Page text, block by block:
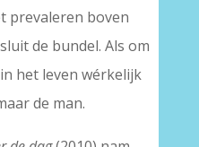
prevaleren boven
de bundel. Als om
het leven wérkelijk
de man.